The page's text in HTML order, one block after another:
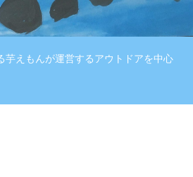
芋えもんが運営するアウトドアを中心